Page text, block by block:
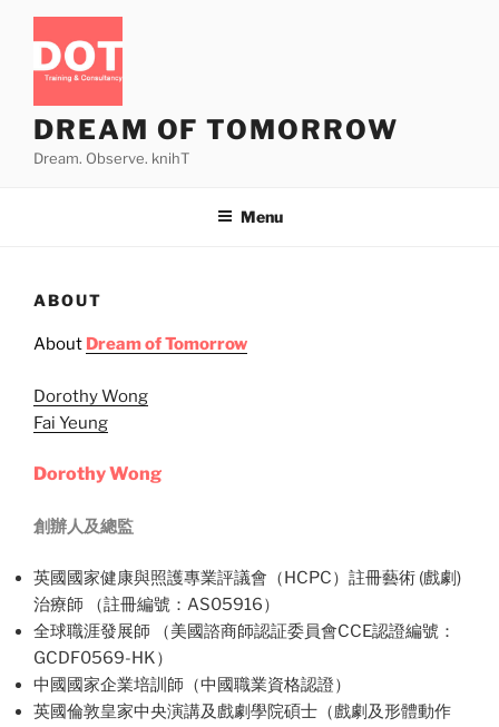
content
DREAM OF TOMORROW
Dream. Observe. knihT
Menu
ABOUT
About Dream of Tomorrow
Dorothy Wong
Fai Yeung
Dorothy Wong
創辦人及總監
英國國家健康與照護專業評議會（HCPC）註冊藝術 (戲劇)
治療師 （註冊編號：AS05916）
全球職涯發展師 （美國諮商師認証委員會CCE認證編號：
GCDF0569-HK）
中國國家企業培訓師（中國職業資格認證）
英國倫敦皇家中央演講及戲劇學院碩士（戲劇及形體動作